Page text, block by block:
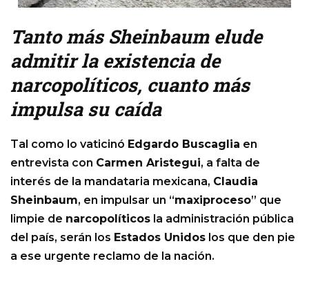
Tanto más Sheinbaum elude
admitir la existencia de
narcopolíticos, cuanto más
impulsa su caída
Tal como lo vaticinó Edgardo Buscaglia en
entrevista con Carmen Aristegui, a falta de
interés de la mandataria mexicana, Claudia
Sheinbaum, en impulsar un “maxiproceso” que
limpie de narcopolíticos la administración pública
del país, serán los Estados Unidos los que den pie
a ese urgente reclamo de la nación.